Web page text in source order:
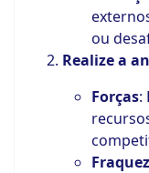
ou
Realize a
Forças: